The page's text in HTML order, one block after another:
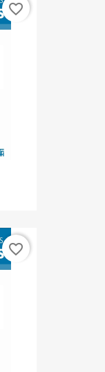
favorite_border
favorite_border